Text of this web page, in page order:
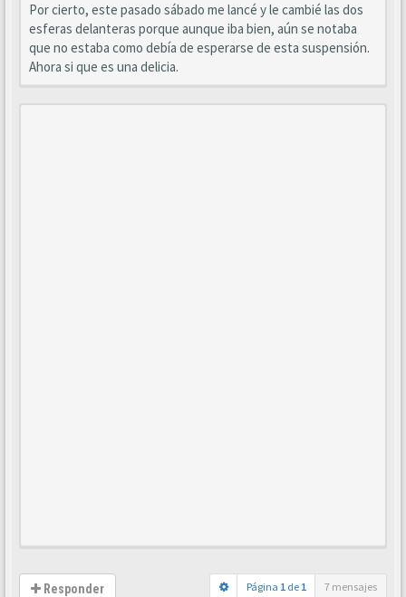
Por cierto, este pasado sábado me lancé y le cambié las dos
esferas delanteras porque aunque iba bien, aún se notaba
que no estaba como debía de esperarse de esta suspensión.
Ahora si que es una delicia.
Responder Página 1 de 1 7 mensajes